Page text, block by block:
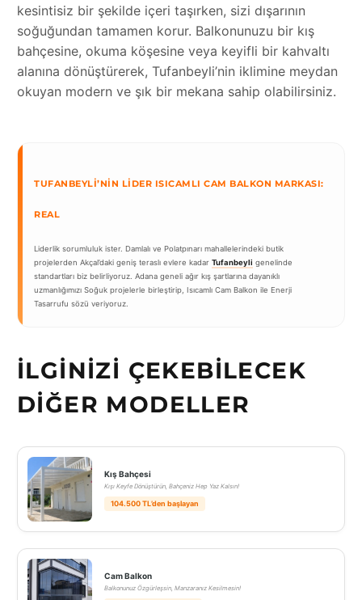
kesintisiz bir şekilde içeri taşırken, sizi dışarının
soğuğundan tamamen korur. Balkonunuzu bir kış
bahçesine, okuma köşesine veya keyifli bir kahvaltı
alanına dönüştürerek, Tufanbeyli’nin iklimine meydan
okuyan modern ve şık bir mekana sahip olabilirsiniz.
TUFANBEYLI’NIN LIDER ISICAMLI CAM BALKON MARKASI:
REAL
Liderlik sorumluluk ister. Damlalı ve Polatpınarı mahallelerindeki butik
projelerden Akçal’daki geniş teraslı evlere kadar Tufanbeyli genelinde
standartları biz belirliyoruz. Adana geneli ağır kış şartlarına dayanıklı
uzmanlığımızı Soğuk projelerle birleştirip, Isıcamlı Cam Balkon ile Enerji
Tasarrufu sözü veriyoruz.
İLGINIZI ÇEKEBILECEK
DIĞER MODELLER
Kış Bahçesi
Kışı Keyfe Dönüştürün, Bahçeniz Hep Yaz Kalsın!
104.500 TL’den başlayan
Cam Balkon
Balkonunuz Özgürleşsin, Manzaranız Kesilmesin!